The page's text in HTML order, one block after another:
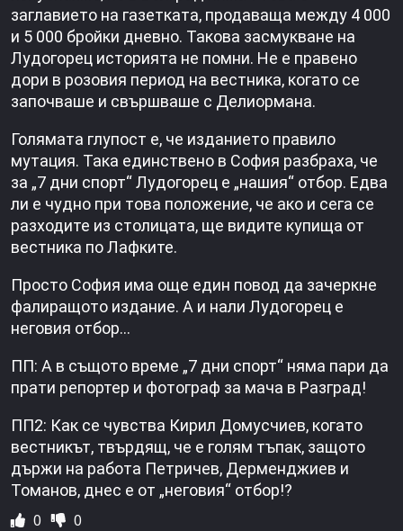
заглавието на газетката, продаваща между 4 000
и 5 000 бройки дневно. Такова засмукване на
Лудогорец историята не помни. Не е правено
дори в розовия период на вестника, когато се
започваше и свършваше с Делиормана.
Голямата глупост е, че изданието правило
мутация. Така единствено в София разбраха, че
за „7 дни спорт“ Лудогорец е „нашия“ отбор. Едва
ли е чудно при това положение, че ако и сега се
разходите из столицата, ще видите купища от
вестника по Лафките.
Просто София има още един повод да зачеркне
фалиращото издание. А и нали Лудогорец е
неговия отбор…
ПП: А в същото време „7 дни спорт“ няма пари да
прати репортер и фотограф за мача в Разград!
ПП2: Как се чувства Кирил Домусчиев, когато
вестникът, твърдящ, че е голям тъпак, защото
държи на работа Петричев, Дерменджиев и
Томанов, днес е от „неговия“ отбор!?
0 0